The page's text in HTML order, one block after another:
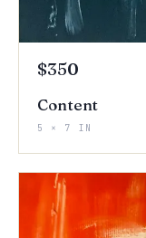
$350
Content
5 × 7 IN